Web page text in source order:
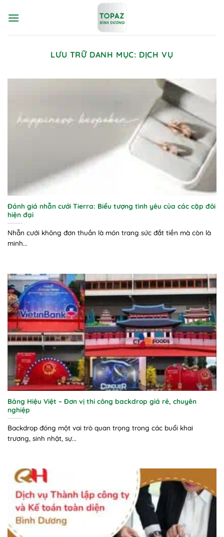
qua
LƯU TRỮ DANH MỤC: DỊCH VỤ
Đánh giá nhẫn cưới Tierra: Biểu tượng tình yêu của các cặp đôi
hiện đại
Nhẫn cưới không đơn thuần là món trang sức đắt tiền mà còn là
minh...
Bảng Hiệu Việt – Đơn vị thi công backdrop giá rẻ, chuyên
nghiệp
Backdrop đóng một vai trò quan trọng trong các buổi khai
trương, sinh nhật, sự...